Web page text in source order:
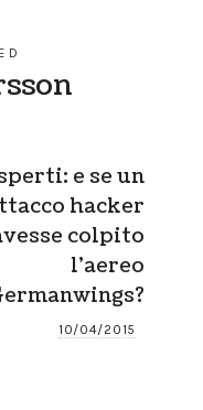
e se un
hacker
colpito
l’aereo
10/04/2015